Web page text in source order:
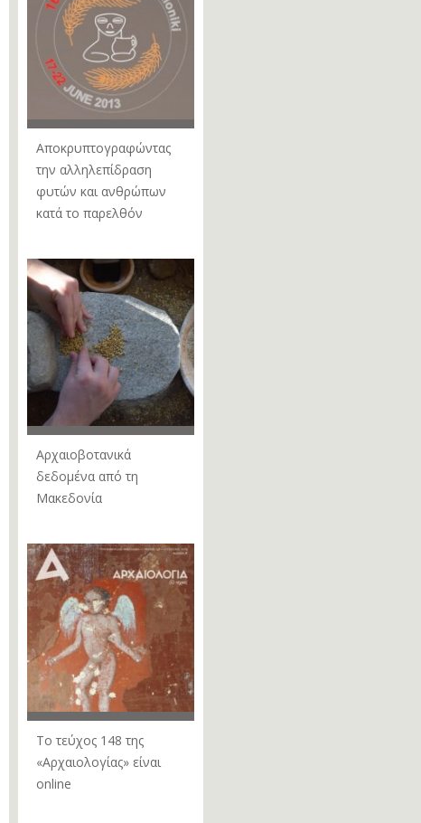
Αποκρυπτογραφώντας
την αλληλεπίδραση
φυτών και ανθρώπων
κατά το παρελθόν
Αρχαιοβοτανικά
δεδομένα από τη
Μακεδονία
Το τεύχος 148 της
«Αρχαιολογίας» είναι
online